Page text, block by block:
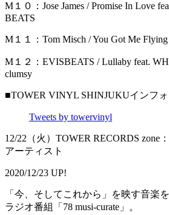
M１０：Jose James / Promise In Love
BEATS
M１１：Tom Misch / You Got Me Flying
M１２：EVISBEATS / Lullaby feat.
clumsy
■TOWER VINYL SHINJUKUインフ
Tweets by towervinyl
12/22（火）TOWER RECORDS zone
アーティスト
2020/12/23 UP!
「今、そしてこれから」を映す音楽
ラジオ番組「78 musi-curate」。